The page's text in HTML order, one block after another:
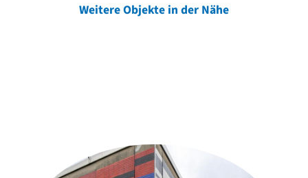
Weitere Objekte in der Nähe